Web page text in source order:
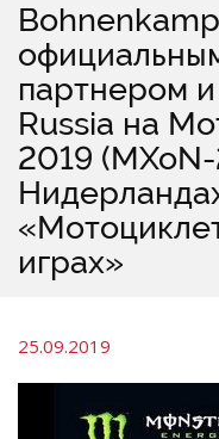
партнером
Russia на
2019
играх»
25.09.2019